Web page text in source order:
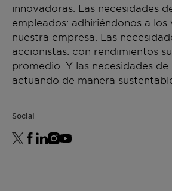
innovadoras. Las necesidades
empleados: adhiriéndonos a los
nuestra empresa. Las
accionistas: con rendimientos
promedio. Y las necesidades
actuando de manera
Social